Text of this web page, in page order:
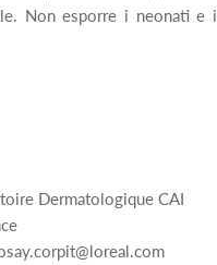
Non esporre i neonati e i
Dermatologique CAI